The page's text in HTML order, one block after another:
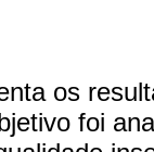
os
foi